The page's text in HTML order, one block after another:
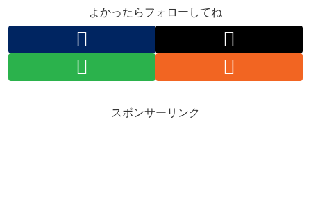
よかったらフォローしてね
スポンサーリンク